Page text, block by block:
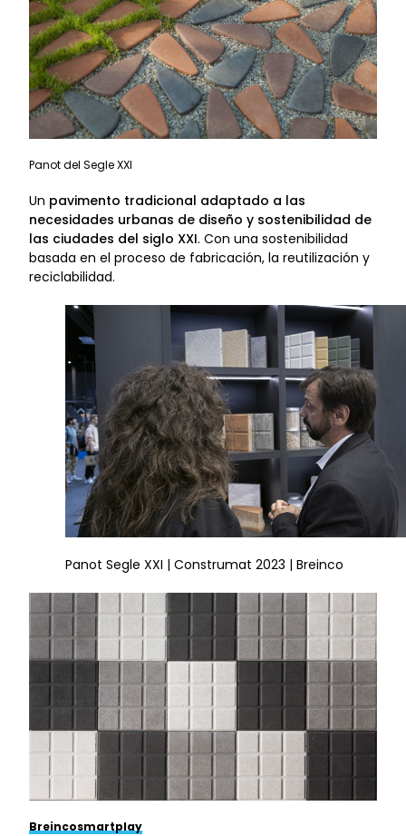
Panot del Segle XXI
Un pavimento tradicional adaptado a las
necesidades urbanas de diseño y sostenibilidad de
las ciudades del siglo XXI. Con una sostenibilidad
basada en el proceso de fabricación, la reutilización y
reciclabilidad.
Panot Segle XXI | Construmat 2023 | Breinco
Breincosmartplay